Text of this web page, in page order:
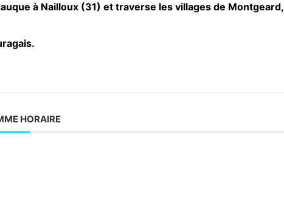
à Nailloux (31) et traverse les villages de Montgeard,
HORAIRE